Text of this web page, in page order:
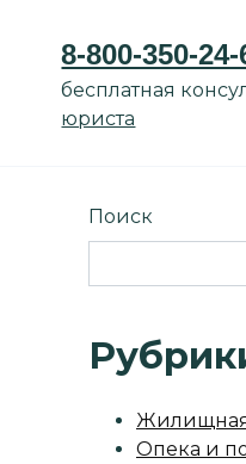
8-800-350-24-
бесплатная
юриста
Поиск
Опека и